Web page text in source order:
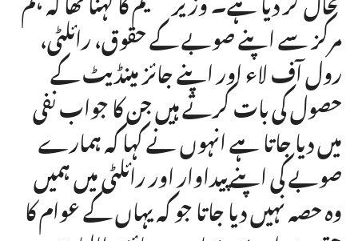
مرکز سے اپنے صوبے کے حقوق، رائلٹی،
رول آف لاء اور اپنے جائز مینڈیٹ کے
حصول کی بات کرتے ہیں جن کا جواب نفی
میں دیا جاتا ہے انہوں نے کہا کہ ہمارے
صوبے کی اپنے پیداوار اور رائلٹی میں ہمیں
وہ حصہ نہیں دیا جاتا جو کہ یہاں کے عوام کا